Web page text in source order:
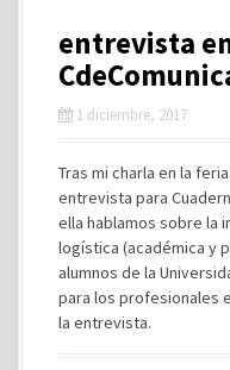
entrevista
1 diciembre, 2017
Tras mi charla en la
entrevista para
ella hablamos sobre la
logística (académica y
alumnos de la
para los profesionales
la entrevista.